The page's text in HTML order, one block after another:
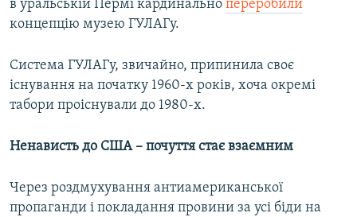
в уральській Пермі кардинально переробили
концепцію музею ГУЛАГу.
Система ГУЛАГу, звичайно, припинила своє
існування на початку 1960-х років, хоча окремі
табори проіснували до 1980-х.
Ненависть до США – почуття стає взаємним
Через роздмухування антиамериканської
пропаганди і покладання провини за усі біди на